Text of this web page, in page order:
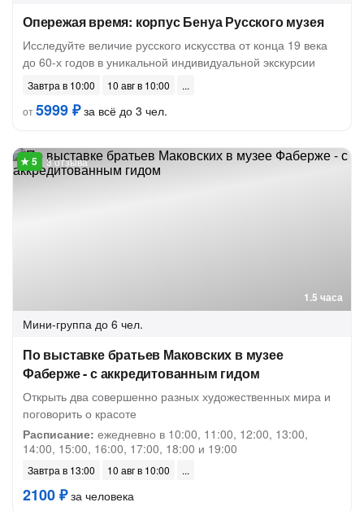
Опережая время: корпус Бенуа Русского музея
Исследуйте величие русского искусства от конца 19 века
до 60-х годов в уникальной индивидуальной экскурсии
Завтра в 10:00
10 авг в 10:00
от5999 ₽за всё до 3 чел.
1.5 часа
3 отзыва
Мини-группа до 6 чел.
По выставке братьев Маковских в музее
Фаберже - с аккредитованным гидом
Открыть два совершенно разных художественных мира и
поговорить о красоте
Расписание: ежедневно в 10:00, 11:00, 12:00, 13:00,
14:00, 15:00, 16:00, 17:00, 18:00 и 19:00
Завтра в 13:00 10 авг в 10:00
2100 ₽за человека